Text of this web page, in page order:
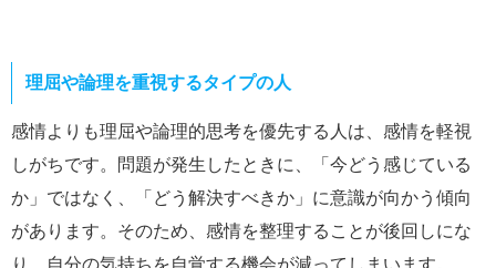
理屈や論理を重視するタイプの人
感情よりも理屈や論理的思考を優先する人は、感情を軽視
しがちです。問題が発生したときに、「今どう感じている
か」ではなく、「どう解決すべきか」に意識が向かう傾向
があります。そのため、感情を整理することが後回しにな
り、自分の気持ちを自覚する機会が減ってしまいます。